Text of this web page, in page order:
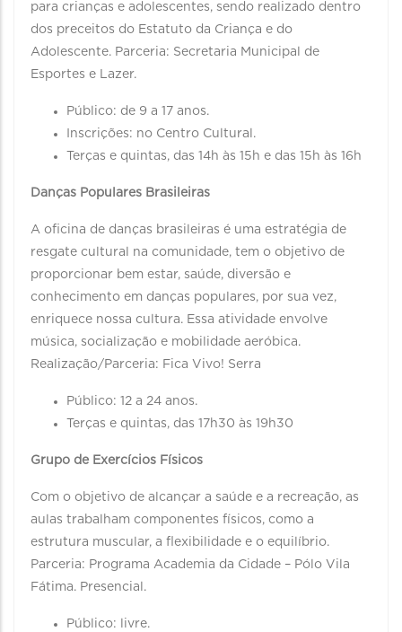
para crianças e adolescentes, sendo realizado dentro
dos preceitos do Estatuto da Criança e do
Adolescente. Parceria: Secretaria Municipal de
Esportes e Lazer.
Público: de 9 a 17 anos.
Inscrições: no Centro Cultural.
Terças e quintas, das 14h às 15h e das 15h às 16h
Danças Populares Brasileiras
A oficina de danças brasileiras é uma estratégia de
resgate cultural na comunidade, tem o objetivo de
proporcionar bem estar, saúde, diversão e
conhecimento em danças populares, por sua vez,
enriquece nossa cultura. Essa atividade envolve
música, socialização e mobilidade aeróbica.
Realização/Parceria: Fica Vivo! Serra
Público: 12 a 24 anos.
Terças e quintas, das 17h30 às 19h30
Grupo de Exercícios Físicos
Com o objetivo de alcançar a saúde e a recreação, as
aulas trabalham componentes físicos, como a
estrutura muscular, a flexibilidade e o equilíbrio.
Parceria: Programa Academia da Cidade – Pólo Vila
Fátima. Presencial.
Público: livre.